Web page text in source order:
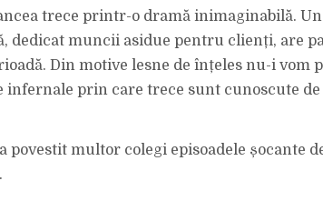
AVOCAT
VRÂNCEAN:
ÎNTR-
O
ȘI-
PIERDUT
MĂTUȘA,
DUPĂ
trece printr-o dramă inimaginabilă. Un
dedicat muncii asidue pentru clienți, are
Din motive lesne de înțeles nu-i vom
infernale prin care trece sunt cunoscute de
povestit multor colegi episoadele șocante